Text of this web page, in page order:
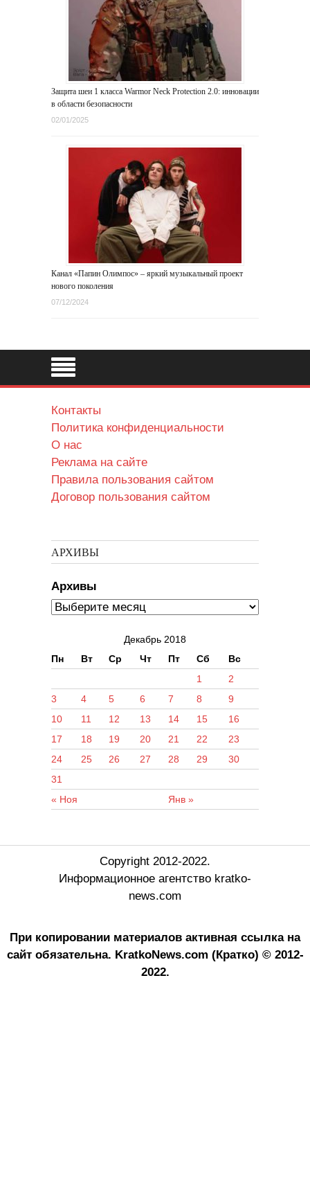
Защита шеи 1 класса Warmor Neck Protection 2.0: инновации
в области безопасности
02/01/2025
Канал «Папин Олимпос» – яркий музыкальный проект
нового поколения
07/12/2024
Контакты
Политика конфиденциальности
О нас
Реклама на сайте
Правила пользования сайтом
Договор пользования сайтом
АРХИВЫ
Архивы
Декабрь 2018
Пн
Вт Ср Чт Пт Сб Вс
« Ноя Янв »
1
2
3
4 5 6 7 8
9
10
11 12 13 14 15
16
17
18 19 20 21 22
23
24
25 26 27 28 29
30
31
Copyright 2012-2022.
Информационное агентство kratko-
news.com
При копировании материалов активная ссылка на
сайт обязательна. KratkoNews.com (Кратко) © 2012-
2022.